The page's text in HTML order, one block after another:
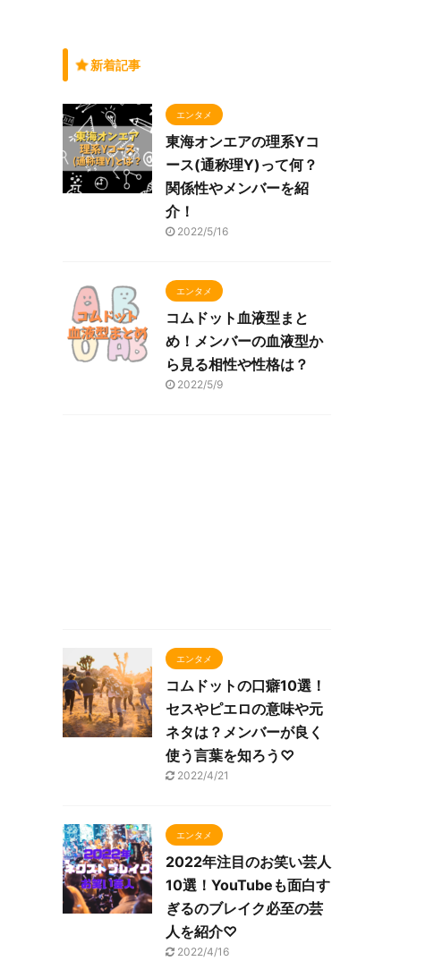
新着記事
エンタメ
東海オンエアの理系Yコ
ース(通称理Y)って何？
関係性やメンバーを紹
介！
2022/5/16
エンタメ
コムドット血液型まと
め！メンバーの血液型か
ら見る相性や性格は？
2022/5/9
エンタメ
コムドットの口癖10選！
セスやピエロの意味や元
ネタは？メンバーが良く
使う言葉を知ろう♡
2022/4/21
エンタメ
2022年注目のお笑い芸人
10選！YouTubeも面白す
ぎるのブレイク必至の芸
人を紹介♡
2022/4/16